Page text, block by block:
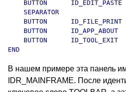
    BUTTON      ID_EDIT_PASTE
    SEPARATOR
    BUTTON      ID_FILE_PRINT
    BUTTON      ID_APP_ABOUT
    BUTTON      ID_TOOL_EXIT
В нашем примере эта панель
IDR_MAINFRAME. После